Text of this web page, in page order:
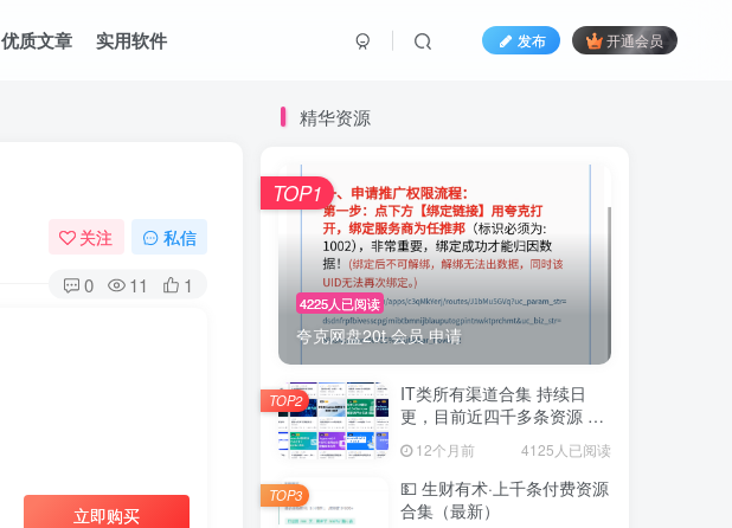
优质文章 实用软件 发布 开通会员
关注 私信
0 11 1
立即购买
精华资源
4225人已阅读
夸克网盘20t 会员 申请
TOP1
IT类所有渠道合集 持续日
更，目前近四千多条资源 年
12个月前 4125人已阅读
TOP2
💵 生财有术·上千条付费资源
合集（最新）
TOP3